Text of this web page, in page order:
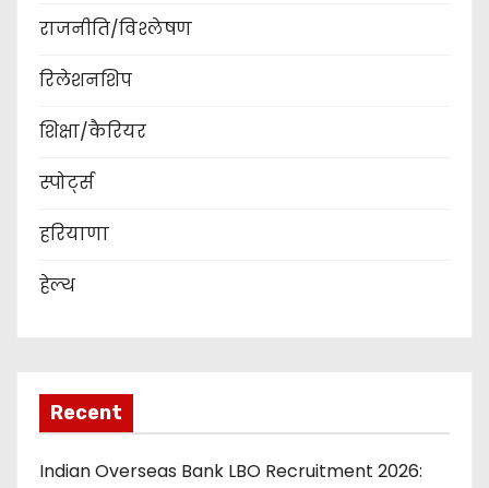
राजनीति/विश्लेषण
रिलेशनशिप
शिक्षा/कैरियर
स्पोर्ट्स
हरियाणा
हेल्थ
Recent
Indian Overseas Bank LBO Recruitment 2026: